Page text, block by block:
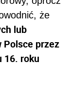
że
lub
Polsce przez
16. roku